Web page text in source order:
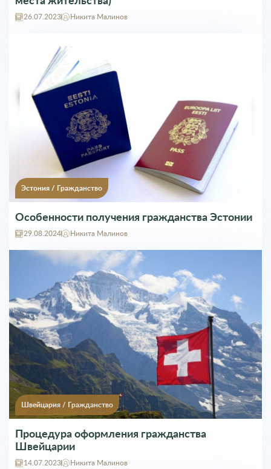
Эстония/Гражданство
Особенности получения гражданства Эстонии
29.08.2024 Никита Малинов
/Гражданство
Процедура оформления гражданства
Швейцарии
14.07.2023 Никита Малинов